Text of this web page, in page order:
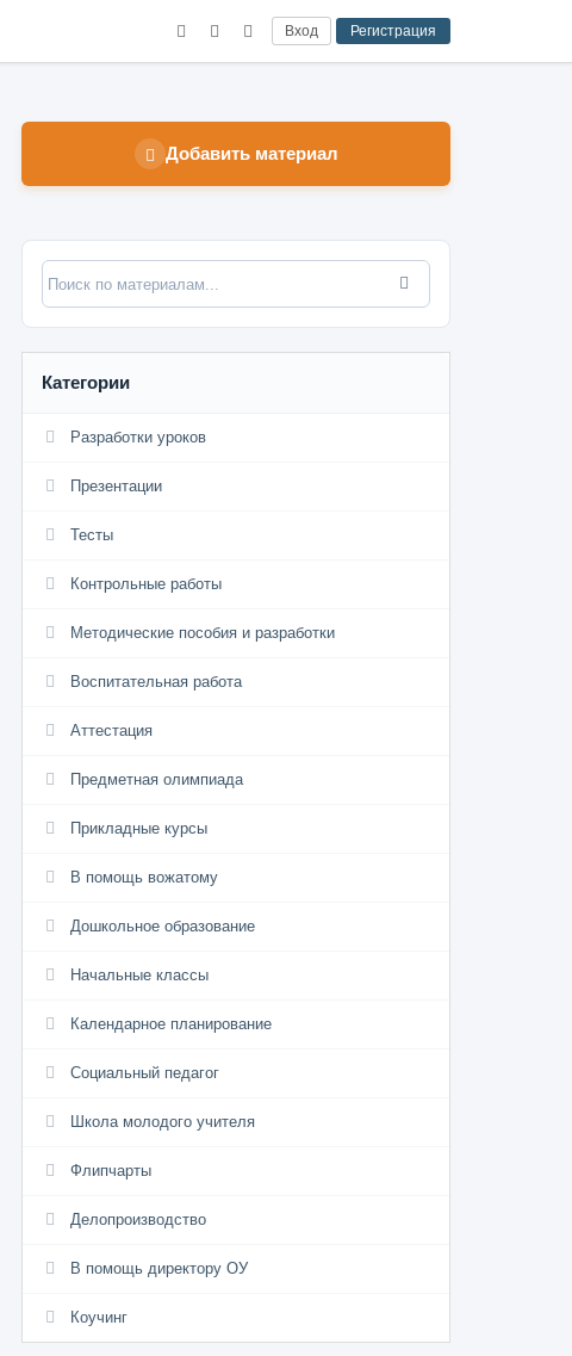
Вход Регистрация
Добавить материал
Категории
Разработки уроков
Презентации
Тесты
Контрольные работы
Методические пособия и разработки
Воспитательная работа
Аттестация
Предметная олимпиада
Прикладные курсы
В помощь вожатому
Дошкольное образование
Начальные классы
Календарное планирование
Социальный педагог
Школа молодого учителя
Флипчарты
Делопроизводство
В помощь директору ОУ
Коучинг